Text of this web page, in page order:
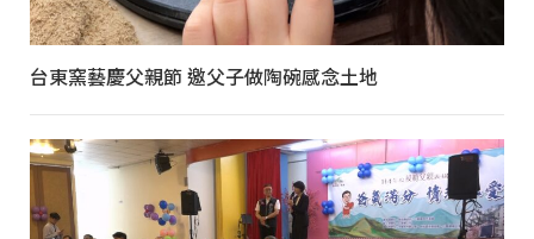
台東窯藝慶父親節 邀父子做陶碗感念土地